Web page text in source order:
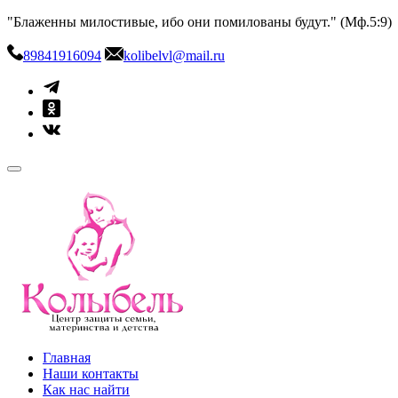
Skip
content
"Блаженны милостивые, ибо они помилованы будут." (Мф.5:9)
89841916094 kolibelvl@mail.ru
kolibel-vl.ru
Центр защиты семьи, материнства и детства
Главная
Наши контакты
Как нас найти